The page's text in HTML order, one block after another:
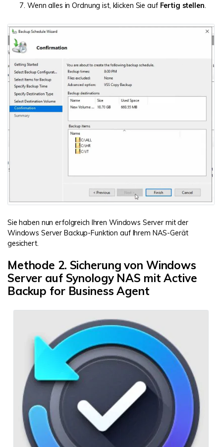
Wenn alles in Ordnung ist, klicken Sie auf Fertig stellen.
Sie haben nun erfolgreich Ihren Windows Server mit der
Windows Server Backup-Funktion auf Ihrem NAS-Gerät
gesichert.
Methode 2. Sicherung von Windows
Server auf Synology NAS mit Active
Backup for Business Agent